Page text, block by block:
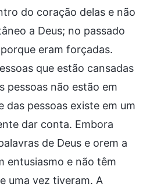
do coração delas e não
a Deus; no passado
eram forçadas.
que estão cansadas
pessoas não estão em
das pessoas existe em um
dar conta. Embora
de Deus e orem a
entusiasmo e não têm
uma vez tiveram. A